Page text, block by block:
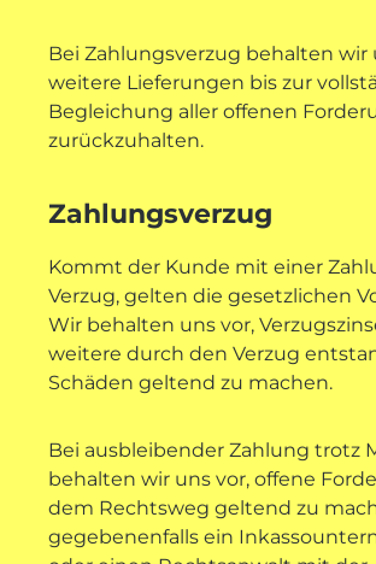
Bei Zahlungsverzug behalten wir
weitere Lieferungen bis zur
Begleichung aller offenen
zurückzuhalten.
Zahlungsverzug
Kommt der Kunde mit einer
Verzug, gelten die gesetzlichen
Wir behalten uns vor,
weitere durch den Verzug
Schäden geltend zu machen.
Bei ausbleibender Zahlung trotz
behalten wir uns vor, offene
dem Rechtsweg geltend zu
gegebenenfalls ein